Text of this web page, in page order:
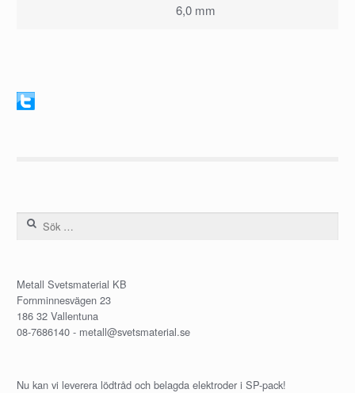
6,0 mm
Sök efter:
Metall Svetsmaterial KB
Fornminnesvägen 23
186 32 Vallentuna
08-7686140 - metall@svetsmaterial.se
Nu kan vi leverera lödtråd och belagda elektroder i SP-pack!